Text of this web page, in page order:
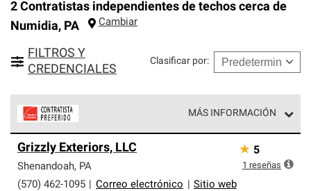
2 Contratistas independientes de techos cerca de
Numidia, PA Cambiar
FILTROS Y
CREDENCIALES
Clasificar por:
MÁS INFORMACIÓN
parte de una red exclusiva de profesionales de techos
que cumplen con altos estándares y requisitos estrictos
de profesionalismo y confiabilidad.
Grizzly Exteriors, LLC
Shenandoah, PA
(570) 462-1095
Correo electrónico Sitio web
★ 5
1 reseñas